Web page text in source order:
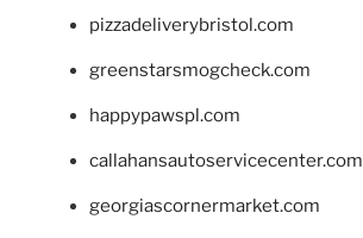
pizzadeliverybristol.com
greenstarsmogcheck.com
happypawspl.com
callahansautoservicecenter.com
georgiascornermarket.com